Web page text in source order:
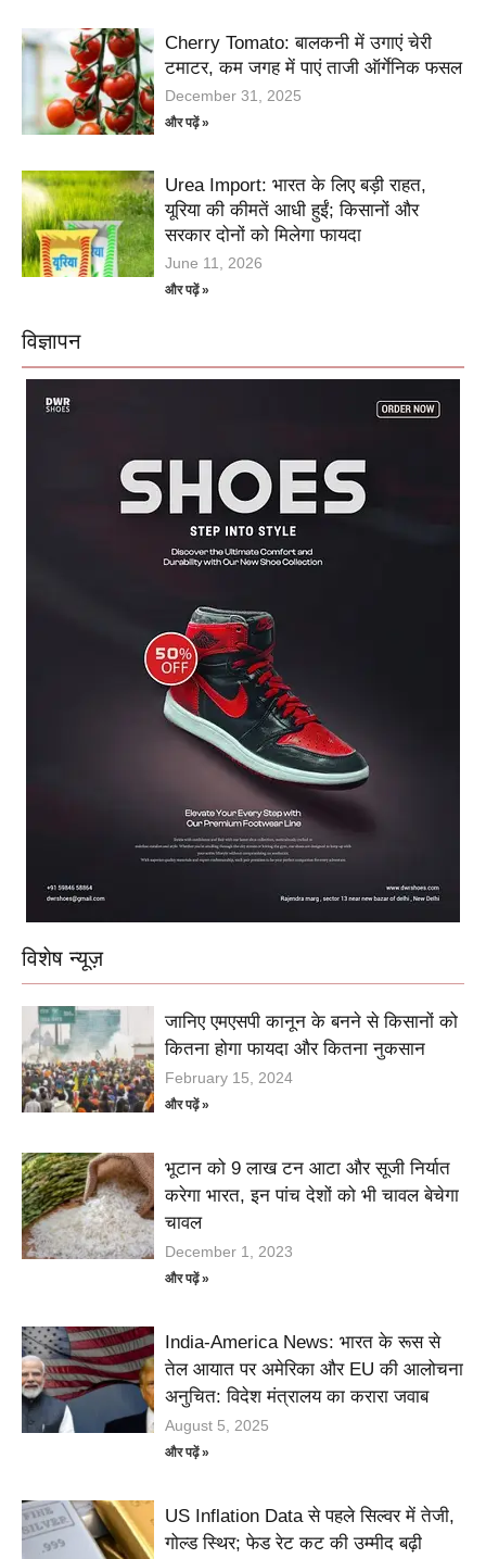
Cherry Tomato: बालकनी में उगाएं चेरी
टमाटर, कम जगह में पाएं ताजी ऑर्गेनिक फसल
December 31, 2025
और पढ़ें »
Urea Import: भारत के लिए बड़ी राहत,
यूरिया की कीमतें आधी हुईं; किसानों और
सरकार दोनों को मिलेगा फायदा
June 11, 2026
और पढ़ें »
विज्ञापन
विशेष न्यूज़
जानिए एमएसपी कानून के बनने से किसानों को
कितना होगा फायदा और कितना नुकसान
February 15, 2024
और पढ़ें »
भूटान को 9 लाख टन आटा और सूजी निर्यात
करेगा भारत, इन पांच देशों को भी चावल बेचेगा
चावल
December 1, 2023
और पढ़ें »
India-America News: भारत के रूस से
तेल आयात पर अमेरिका और EU की आलोचना
अनुचित: विदेश मंत्रालय का करारा जवाब
August 5, 2025
और पढ़ें »
US Inflation Data से पहले सिल्वर में तेजी,
गोल्ड स्थिर; फेड रेट कट की उम्मीद बढ़ी